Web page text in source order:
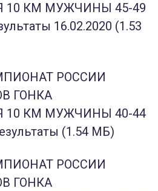
10 КМ МУЖЧИНЫ 45-49
16.02.2020 (1.53
РОССИИ
ГОНКА
10 КМ МУЖЧИНЫ 40-44
(1.54 МБ)
РОССИИ
ГОНКА